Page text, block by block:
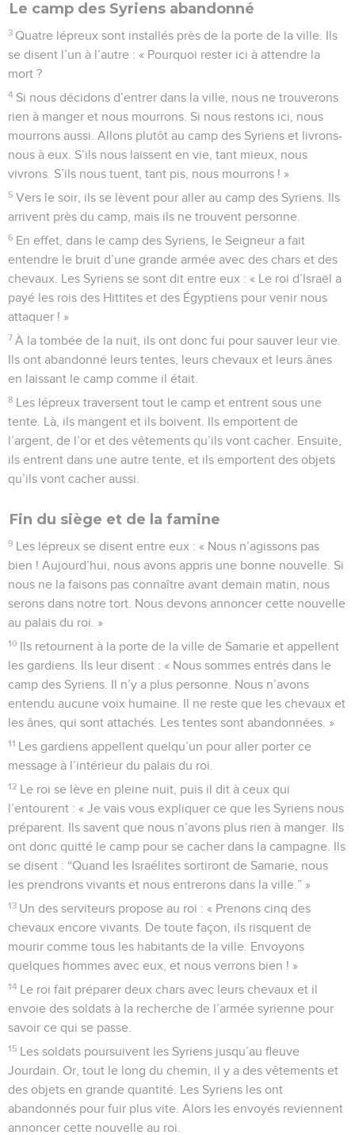
Le camp des Syriens abandonné
3 Quatre lépreux sont installés près de la porte de la ville. Ils
se disent l’un à l’autre : « Pourquoi rester ici à attendre la
mort ?
4 Si nous décidons d’entrer dans la ville, nous ne trouverons
rien à manger et nous mourrons. Si nous restons ici, nous
mourrons aussi. Allons plutôt au camp des Syriens et livrons-
nous à eux. S’ils nous laissent en vie, tant mieux, nous
vivrons. S’ils nous tuent, tant pis, nous mourrons ! »
5 Vers le soir, ils se lèvent pour aller au camp des Syriens. Ils
arrivent près du camp, mais ils ne trouvent personne.
6 En effet, dans le camp des Syriens, le Seigneur a fait
entendre le bruit d’une grande armée avec des chars et des
chevaux. Les Syriens se sont dit entre eux : « Le roi d’Israël a
payé les rois des Hittites et des Égyptiens pour venir nous
attaquer ! »
7 À la tombée de la nuit, ils ont donc fui pour sauver leur vie.
Ils ont abandonné leurs tentes, leurs chevaux et leurs ânes
en laissant le camp comme il était.
8 Les lépreux traversent tout le camp et entrent sous une
tente. Là, ils mangent et ils boivent. Ils emportent de
l’argent, de l’or et des vêtements qu’ils vont cacher. Ensuite,
ils entrent dans une autre tente, et ils emportent des objets
qu’ils vont cacher aussi.
Fin du siège et de la famine
9 Les lépreux se disent entre eux : « Nous n’agissons pas
bien ! Aujourd’hui, nous avons appris une bonne nouvelle. Si
nous ne la faisons pas connaître avant demain matin, nous
serons dans notre tort. Nous devons annoncer cette nouvelle
au palais du roi. »
10 Ils retournent à la porte de la ville de Samarie et appellent
les gardiens. Ils leur disent : « Nous sommes entrés dans le
camp des Syriens. Il n’y a plus personne. Nous n’avons
entendu aucune voix humaine. Il ne reste que les chevaux et
les ânes, qui sont attachés. Les tentes sont abandonnées. »
11 Les gardiens appellent quelqu’un pour aller porter ce
message à l’intérieur du palais du roi.
12 Le roi se lève en pleine nuit, puis il dit à ceux qui
l’entourent : « Je vais vous expliquer ce que les Syriens nous
préparent. Ils savent que nous n’avons plus rien à manger. Ils
ont donc quitté le camp pour se cacher dans la campagne. Ils
se disent : “Quand les Israélites sortiront de Samarie, nous
les prendrons vivants et nous entrerons dans la ville.” »
13 Un des serviteurs propose au roi : « Prenons cinq des
chevaux encore vivants. De toute façon, ils risquent de
mourir comme tous les habitants de la ville. Envoyons
quelques hommes avec eux, et nous verrons bien ! »
14 Le roi fait préparer deux chars avec leurs chevaux et il
envoie des soldats à la recherche de l’armée syrienne pour
savoir ce qui se passe.
15 Les soldats poursuivent les Syriens jusqu’au fleuve
Jourdain. Or, tout le long du chemin, il y a des vêtements et
des objets en grande quantité. Les Syriens les ont
abandonnés pour fuir plus vite. Alors les envoyés reviennent
annoncer cette nouvelle au roi.